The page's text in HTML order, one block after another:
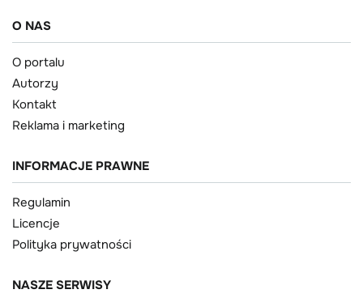
O NAS
O portalu
Autorzy
Kontakt
Reklama i marketing
INFORMACJE PRAWNE
Regulamin
Licencje
Polityka prywatności
NASZE SERWISY